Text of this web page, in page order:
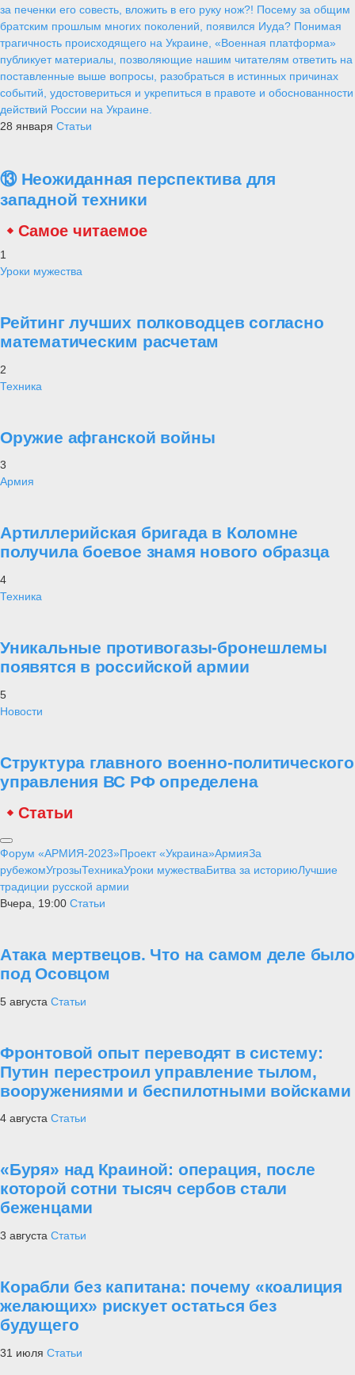
за печенки его совесть, вложить в его руку нож?! Посему за общим
братским прошлым многих поколений, появился Иуда? Понимая
трагичность происходящего на Украине, «Военная платформа»
публикует материалы, позволяющие нашим читателям ответить на
поставленные выше вопросы, разобраться в истинных причинах
событий, удостовериться и укрепиться в правоте и обоснованности
действий России на Украине.
28 января Статьи
⑬ Неожиданная перспектива для
западной техники
Самое читаемое
1
Уроки мужества
Рейтинг лучших полководцев согласно
математическим расчетам
2
Техника
Оружие афганской войны
3
Армия
Артиллерийская бригада в Коломне
получила боевое знамя нового образца
4
Техника
Уникальные противогазы-бронешлемы
появятся в российской армии
5
Новости
Структура главного военно-политического
управления ВС РФ определена
Статьи
Форум «АРМИЯ-2023»Проект «Украина»АрмияЗа
рубежомУгрозыТехникаУроки мужестваБитва за историюЛучшие
традиции русской армии
Вчера, 19:00 Статьи
Атака мертвецов. Что на самом деле было
под Осовцом
5 августа Статьи
Фронтовой опыт переводят в систему:
Путин перестроил управление тылом,
вооружениями и беспилотными войсками
4 августа Статьи
«Буря» над Краиной: операция, после
которой сотни тысяч сербов стали
беженцами
3 августа Статьи
Корабли без капитана: почему «коалиция
желающих» рискует остаться без
будущего
31 июля Статьи